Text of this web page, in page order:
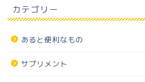
カテゴリー
あると便利なもの
サプリメント